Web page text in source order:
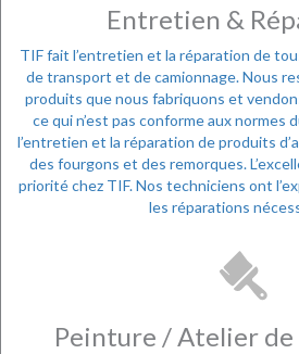
Entretien &
TIF fait l’entretien et la réparation de
de transport et de camionnage. Nous
produits que nous fabriquons et
ce qui n’est pas conforme aux normes
l’entretien et la réparation de produits
des fourgons et des remorques.
priorité chez TIF. Nos techniciens ont
les réparations
Peinture / Atelier de